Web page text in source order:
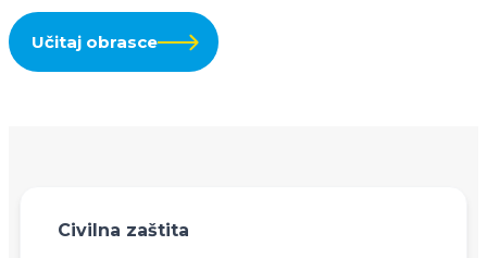
Učitaj obrasce
Civilna zaštita